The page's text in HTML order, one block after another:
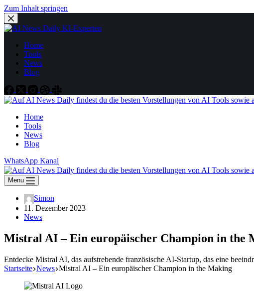
Zum Inhalt springen
Home
Tools
News
Blog
Home
Tools
News
Blog
WhatsApp Kanal
Menu
Simon
11. Dezember 2023
News
Mistral AI – Ein europäischer Champion in the
Entdecke Mistral AI, das aufstrebende französische AI-Startup, das eine
Startseite News Mistral AI – Ein europäischer Champion in the Making